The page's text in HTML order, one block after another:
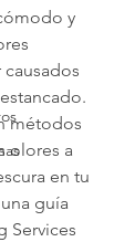
y
métodos
olores a
en tu
guía
Services